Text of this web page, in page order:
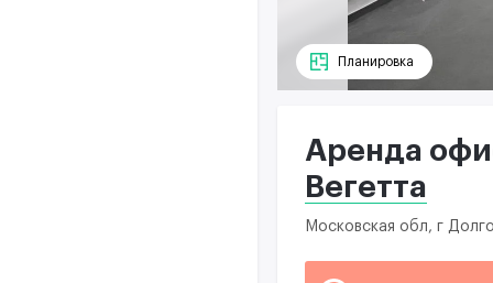
Планировка
Аренда
Вегетта
Московская обл, г